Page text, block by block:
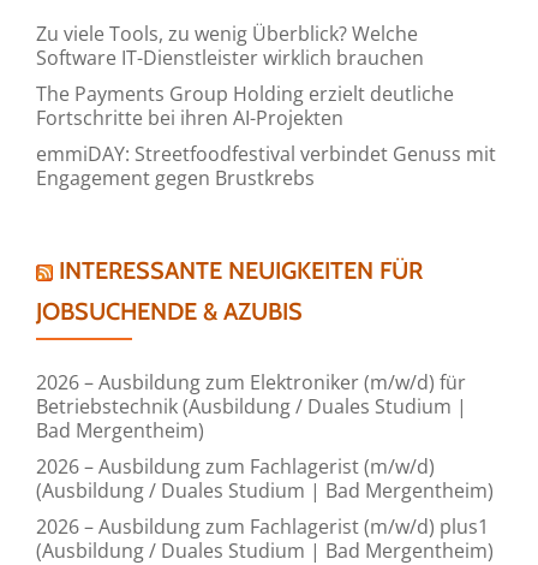
Zu viele Tools, zu wenig Überblick? Welche
Software IT-Dienstleister wirklich brauchen
The Payments Group Holding erzielt deutliche
Fortschritte bei ihren AI-Projekten
emmiDAY: Streetfoodfestival verbindet Genuss mit
Engagement gegen Brustkrebs
INTERESSANTE NEUIGKEITEN FÜR
JOBSUCHENDE & AZUBIS
2026 – Ausbildung zum Elektroniker (m/w/d) für
Betriebstechnik (Ausbildung / Duales Studium |
Bad Mergentheim)
2026 – Ausbildung zum Fachlagerist (m/w/d)
(Ausbildung / Duales Studium | Bad Mergentheim)
2026 – Ausbildung zum Fachlagerist (m/w/d) plus1
(Ausbildung / Duales Studium | Bad Mergentheim)